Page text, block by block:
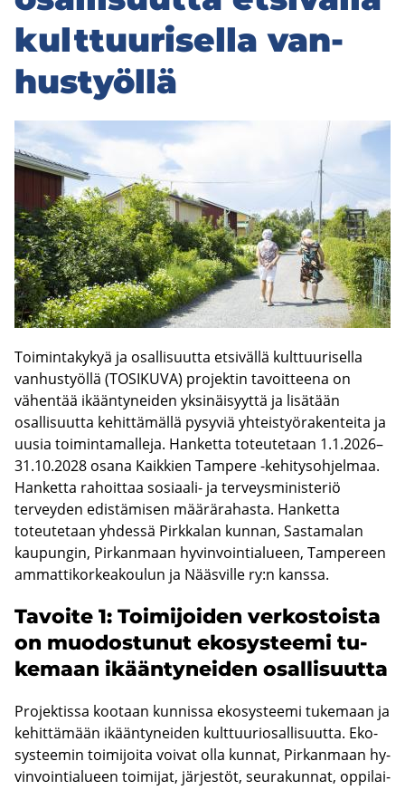
kult­tuu­ri­sel­la van­
hus­työl­lä
Toimintakykyä ja osallisuutta etsivällä kulttuurisella
vanhustyöllä (TOSIKUVA) projektin tavoitteena on
vähentää ikääntyneiden yksinäisyyttä ja lisätään
osallisuutta kehittämällä pysyviä yhteistyörakenteita ja
uusia toimintamalleja. Hanketta toteutetaan 1.1.2026–
31.10.2028 osana Kaikkien Tampere -kehitysohjelmaa.
Hanketta rahoittaa sosiaali- ja terveysministeriö
terveyden edistämisen määrärahasta. Hanketta
toteutetaan yhdessä Pirkkalan kunnan, Sastamalan
kaupungin, Pirkanmaan hyvinvointialueen, Tampereen
ammattikorkeakoulun ja Nääsville ry:n kanssa.
Ta­voi­te 1: Toi­mi­joi­den ver­kos­tois­ta
on muo­dos­tu­nut eko­sys­tee­mi tu­
ke­maan ikään­ty­nei­den osal­li­suut­ta
Pro­jek­tis­sa koo­taan kun­nis­sa eko­sys­tee­mi tu­ke­maan ja
ke­hit­tä­mään ikään­ty­nei­den kult­tuu­rio­sal­li­suut­ta. Eko­
sys­tee­min toi­mi­joi­ta voi­vat olla kun­nat, Pir­kan­maan hy­
vin­voin­tia­lu­een toi­mi­jat, jär­jes­töt, seu­ra­kun­nat, op­pi­lai­